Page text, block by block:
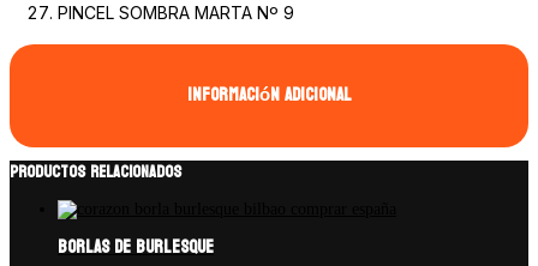
PINCEL SOMBRA MARTA Nº 9
Información adicional
Productos relacionados
Borlas de Burlesque